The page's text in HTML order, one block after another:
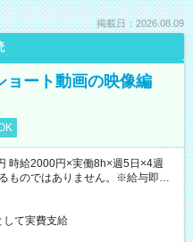
掲載日：2026.08.09
ョート動画の映像編
給2000円×実働8h×週5日×4週
ものではありません。※給与即受
有）
して実費支給